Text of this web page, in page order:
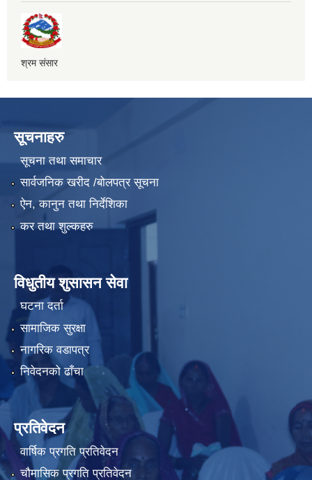
श्रम संसार
सूचनाहरु
सूचना तथा समाचार
सार्वजनिक खरीद /बोलपत्र सूचना
ऐन, कानुन तथा निर्देशिका
कर तथा शुल्कहरु
विधुतीय शुसासन सेवा
घटना दर्ता
सामाजिक सुरक्षा
नागरिक वडापत्र
निवेदनको ढाँचा
प्रतिवेदन
वार्षिक प्रगति प्रतिवेदन
चौमासिक प्रगति प्रतिवेदन